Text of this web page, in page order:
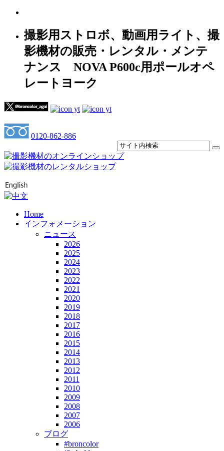
撮影用ストロボ、動画用ライト、撮
影機材の販売・レンタル・メンテ
ナンス NOVA P600c用ポールオペ
レートヨーク
0120-862-886
Home
インフォメーション
ニュース
2026
2025
2024
2023
2022
2021
2020
2019
2018
2017
2016
2015
2014
2013
2012
2011
2010
2009
2008
2007
2006
ブログ
#broncolor